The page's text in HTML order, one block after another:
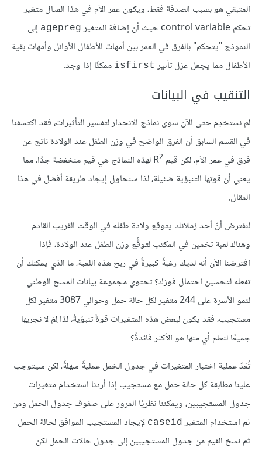
المتبقي هو بسبب الصدفة فقط، ويكون عمر الأم في هذا المثال متغير
تحكم control variable حيث أن إضافة المتغير
agepreg إلى
النموذج "يتحكم" بالفرق في العمر بين أمهات الأطفال الأوائل وأمهات بقية
الأطفال مما يجعل عزل تأثير isfirst ممكنًا إذا وجد.
التنقيب في البيانات
لم نستخدِم حتى الآن سوى نماذج الانحدار لتفسير التأثيرات، فقد اكتشفنا
في القسم السابق أن الفرق الواضح في وزن الطفل عند الولادة ناتج عن
فرق في عمر الأم، لكن قيم R 2
لهذه النماذج هي قيم منخفضة جدًا، مما
يعني أن قوتها التنبؤية ضئيلة، لذا سنحاول إيجاد طريقة أفضل في هذا
المقال.
لنفترض أنّ أحد زملائك يتوقع ولادة طفله في الوقت القريب القادم
وهناك لعبة تخمين في المكتب لتوقُّع وزن الطفل عند الولادة، فإذا
افترضنا الآن أنه لديك رغبةً كبيرةً في ربح هذه اللعبة، ما الذي يمكنك أن
تفعله لتحسين احتمال فوزك؟ تحتوي مجموعة بيانات المسح الوطني
لنمو الأسرة على 244 متغير لكل حالة حمل وحوالي 3087 متغير لكل
مستجيب، فقد يكون لبعض هذه المتغيرات قوةً تنبؤيةً، لذا لِمَ لا نجربها
جميعًا لنعلم أي منها هو الأكثر فائدةً؟
تُعَدّ عملية اختبار المتغيرات في جدول الحَمل عمليةً سهلةً، لكن سيتوجب
علينا مطابقة كل حالة حمل مع مستجيب إذا أردنا استخدام متغيرات
جدول المستجيبين، ويمكننا نظريًا المرور على صفوف جدول الحمل ومن
ثم استخدام المتغير caseid لإيجاد المستجيب الموافق لحالة الحمل
ثم نسخ القيم من جدول المستجيبين إلى جدول حالات الحمل لكن